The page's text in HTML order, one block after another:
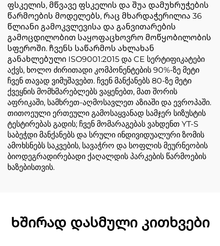
ფსკელის, მწვავე ფსკელის და შუა დამუხრუჭების
წარმოების მოდელებს, რაც მხარდაჭერილია 36
წლიანი გამოკვლევისა და განვითარების
გამოცდილობით საყოფაცხოვრო მოწყობილობის
სფეროში. ჩვენს საწარმოს ახლახან
განახლებული ISO9001:2015 და CE სერტიფიკატები
აქვს, ხოლო ძირითადი კომპონენტების 90%-ზე მეტი
ჩვენ თავად ვიმუშავებთ. ჩვენ მანქანებს 80-ზე მეტი
ქვეყნის მომხმარებლებს ვაყენებთ, მათ შორის
აფრიკაში, სამხრეთ-აღმოსავლეთ აზიაში და ევროპაში.
თითოეული ერთეული გამოსაყვანად სამჯერ სიზუსტის
ტესტირებას გადის; ჩვენ მომარაგებას ვახდენთ YT-S
საბეჭდი მანქანებს და სრული ინდივიდუალური ზომის
ამოხსნებს საკვების, სავაჭრო და სოფლის მეურნეობის
ბიოდეგრადირებადი ქაღალდის პარკების წარმოების
ხაზებისთვის.
Ხშირად დასმული კითხვები